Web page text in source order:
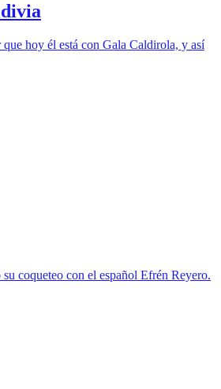
hoy él está con Gala Caldirola, y así
coqueteo con el español Efrén Reyero.